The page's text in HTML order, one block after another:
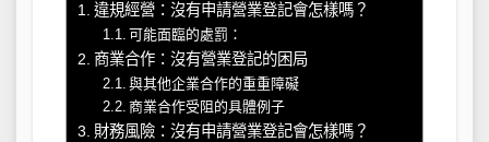
違規經營：沒有申請營業登記會怎樣嗎？
可能面臨的處罰：
商業合作：沒有營業登記的困局
與其他企業合作的重重障礙
商業合作受阻的具體例子
財務風險：沒有申請營業登記會怎樣嗎？